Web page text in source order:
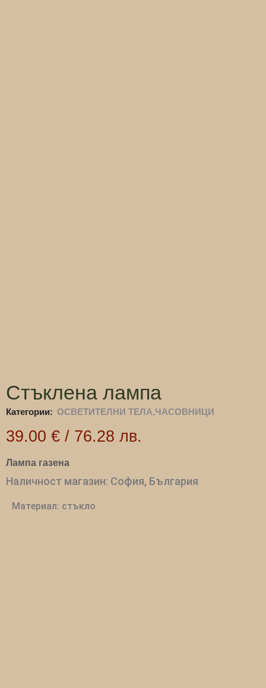
Стъклена лампа
Категории: ОСВЕТИТЕЛНИ ТЕЛА,ЧАСОВНИЦИ
39.00 € / 76.28 лв.
Лампа газена
Наличност магазин: София, България
Материал: стъкло